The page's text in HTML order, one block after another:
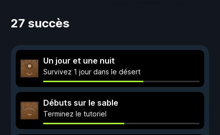
27 succès
Un jour et une nuit
Survivez 1 jour dans le désert
Débuts sur le sable
Terminez le tutoriel